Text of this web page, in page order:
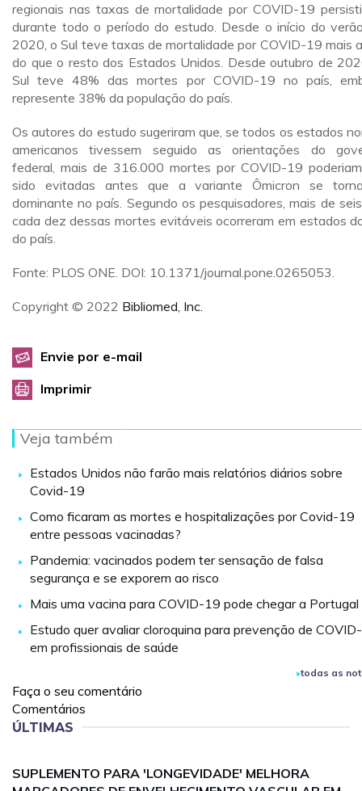
regionais nas taxas de mortalidade por COVID-19
durante todo o período do estudo. Desde o início do
2020, o Sul teve taxas de mortalidade por COVID-19 mais
do que o resto dos Estados Unidos. Desde outubro de
Sul teve 48% das mortes por COVID-19 no país,
represente 38% da população do país.
Os autores do estudo sugeriram que, se todos os estados
americanos tivessem seguido as orientações do
federal, mais de 316.000 mortes por COVID-19
sido evitadas antes que a variante Ômicron se
dominante no país. Segundo os pesquisadores, mais de
cada dez dessas mortes evitáveis ocorreram em estados
do país.
Fonte: PLOS ONE. DOI: 10.1371/journal.pone.0265053.
Copyright © 2022 Bibliomed, Inc.
Envie por e-mail
Imprimir
Veja também
Estados Unidos não farão mais relatórios diários sobre
Covid-19
Como ficaram as mortes e hospitalizações por Covid-19
entre pessoas vacinadas?
Pandemia: vacinados podem ter sensação de falsa
segurança e se exporem ao risco
Mais uma vacina para COVID-19 pode chegar a Portugal
Estudo quer avaliar cloroquina para prevenção de
em profissionais de saúde
todas as
Faça o seu comentário
Comentários
ÚLTIMAS
SUPLEMENTO PARA 'LONGEVIDADE' MELHORA